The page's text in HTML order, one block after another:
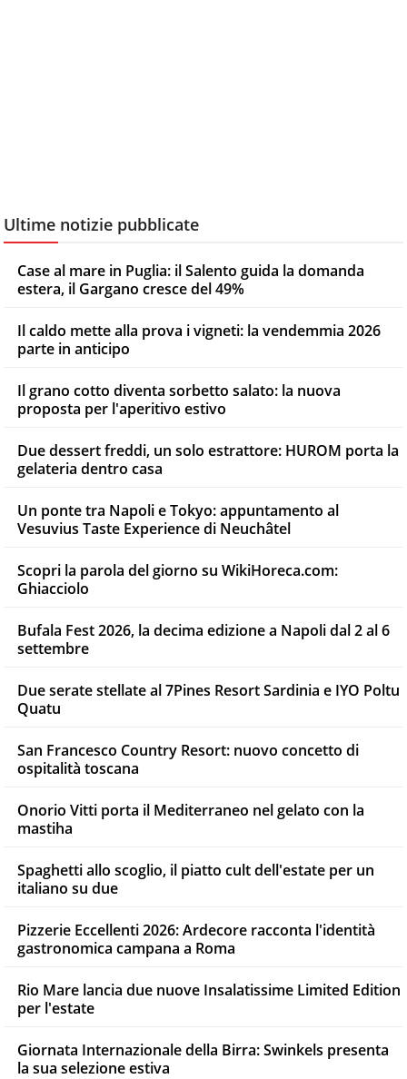
Ultime notizie pubblicate
Case al mare in Puglia: il Salento guida la domanda
estera, il Gargano cresce del 49%
Il caldo mette alla prova i vigneti: la vendemmia 2026
parte in anticipo
Il grano cotto diventa sorbetto salato: la nuova
proposta per l'aperitivo estivo
Due dessert freddi, un solo estrattore: HUROM porta la
gelateria dentro casa
Un ponte tra Napoli e Tokyo: appuntamento al
Vesuvius Taste Experience di Neuchâtel
Scopri la parola del giorno su WikiHoreca.com:
Ghiacciolo
Bufala Fest 2026, la decima edizione a Napoli dal 2 al 6
settembre
Due serate stellate al 7Pines Resort Sardinia e IYO Poltu
Quatu
San Francesco Country Resort: nuovo concetto di
ospitalità toscana
Onorio Vitti porta il Mediterraneo nel gelato con la
mastiha
Spaghetti allo scoglio, il piatto cult dell'estate per un
italiano su due
Pizzerie Eccellenti 2026: Ardecore racconta l'identità
gastronomica campana a Roma
Rio Mare lancia due nuove Insalatissime Limited Edition
per l'estate
Giornata Internazionale della Birra: Swinkels presenta
la sua selezione estiva